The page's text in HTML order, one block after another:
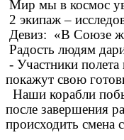
Мир мы в
2 экипаж –
Девиз: «В Союзе
Радость людям
- Участники
покажут свою
Наши корабли
после завершения
происходить смена